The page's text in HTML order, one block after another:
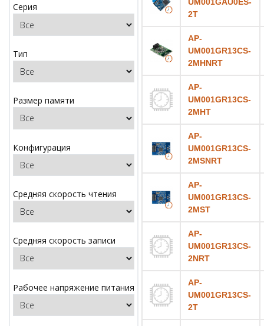
Серия
Тип
Размер памяти
Конфигурация
Средняя скорость чтения
Средняя скорость записи
Рабочее напряжение питания
2T
AP-
UM001GR13CS-
2MHNRT
AP-
UM001GR13CS-
2MHT
AP-
UM001GR13CS-
2MSNRT
AP-
UM001GR13CS-
2MST
AP-
UM001GR13CS-
2NRT
AP-
UM001GR13CS-
2T